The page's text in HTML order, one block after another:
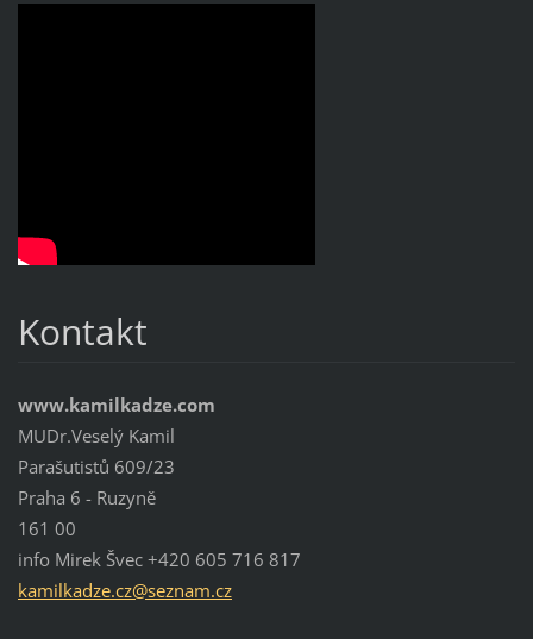
Kontakt
www.kamilkadze.com
MUDr.Veselý Kamil
Parašutistů 609/23
Praha 6 - Ruzyně
161 00
info Mirek Švec +420 605 716 817
kamilkadze.cz@seznam.cz